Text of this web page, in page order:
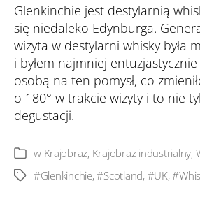
Glenkinchie jest destylarnią
się niedaleko Edynburga.
wizyta w destylarni whisky była
i byłem najmniej
osobą na ten pomysł, co
o 180° w trakcie wizyty i to nie
degustacji.
Kategorie
w Krajobraz, Krajobraz industrialny,
Tagi #Glenkinchie,#Scotland, #UK,